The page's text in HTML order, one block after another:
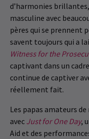
d’harmonies
masculine avec
pères qui se prennent
savent toujours qui a
Witness for the
captivant dans un
continue de captiver
réellement fait.
Les papas amateurs
avec Just for One Day,
Aid et des